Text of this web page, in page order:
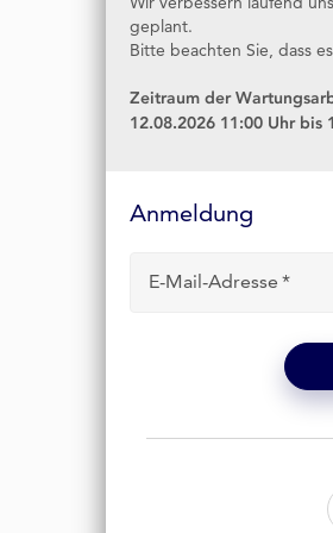
geplant.
Bitte beachten Sie, dass
Zeitraum der
12.08.2026 11:00 Uhr bis
Formular
Anmeldung
E-Mail-Adresse